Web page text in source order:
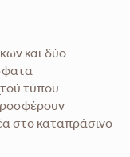
και δύο
τύπου
στο καταπράσινο